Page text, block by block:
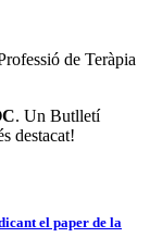
de Teràpia
. Un Butlletí
destacat!
el paper de la